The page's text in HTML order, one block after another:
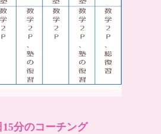
分のコーチング